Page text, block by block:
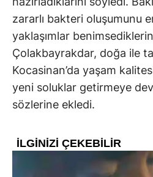
zararlı bakteri oluşumunu
yaklaşımlar
Çolakbayrakdar, doğa ile
Kocasinan’da yaşam
yeni soluklar getirmeye
sözlerine ekledi.